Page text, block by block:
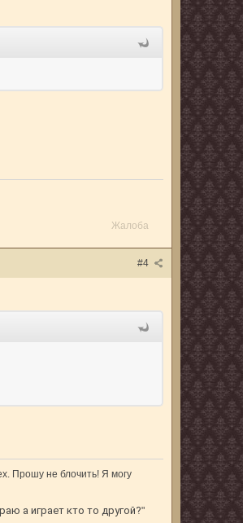
Жалоба
#4
Прошу не блочить! Я могу
а играет кто то другой?"